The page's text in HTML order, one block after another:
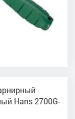
Hans 2700G-